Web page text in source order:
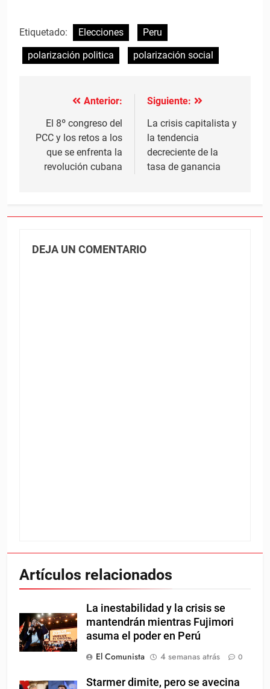
Etiquetado: Elecciones
Peru
polarización politica
polarización social
Navegación
de
entradas
Anterior:
El 8º congreso del
PCC y los retos a los
que se enfrenta la
revolución cubana
Siguiente:
La crisis capitalista y
la tendencia
decreciente de la
tasa de ganancia
DEJA UN COMENTARIO
Artículos relacionados
La inestabilidad y la crisis se
mantendrán mientras Fujimori
asuma el poder en Perú
El Comunista
4 semanas atrás 0
Starmer dimite, pero se avecina